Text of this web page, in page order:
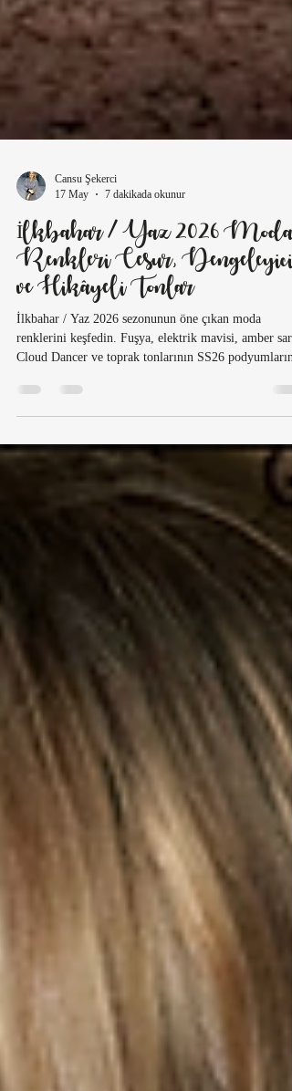
Cansu Şekerci
17 May
7 dakikada okunur
İlkbahar / Yaz 2026 Moda
Renkleri Cesur, Dengeleyici
ve Hikâyeli Tonlar
İlkbahar / Yaz 2026 sezonunun öne çıkan moda
Cloud Dancer ve toprak tonlarının SS26
nasıl yorumlandığını House Bağdat bakışıyla analiz